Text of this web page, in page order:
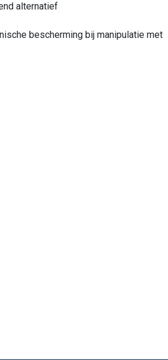
alternatief
bescherming bij manipulatie met